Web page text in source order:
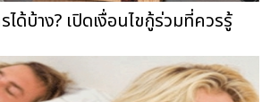
ได้บ้าง? เปิดเงื่อนไขกู้ร่วมที่ควรรู้